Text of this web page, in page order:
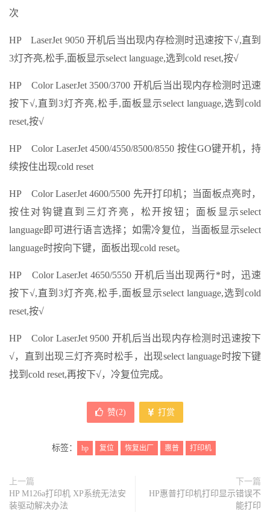
次
HP LaserJet 9050 开机后当出现内存检测时迅速按下√,直到
3灯齐亮,松手,面板显示select language,选到cold reset,按√
HP Color LaserJet 3500/3700 开机后当出现内存检测时迅速
按下√,直到3灯齐亮,松手,面板显示select language,选到cold
reset,按√
HP Color LaserJet 4500/4550/8500/8550 按住GO键开机，持
续按住出现cold reset
HP Color LaserJet 4600/5500 先开打印机；当面板点亮时，
按住对钩键直到三灯齐亮，松开按钮；面板显示select
language即可进行语言选择；如需冷复位，当面板显示select
language时按向下键，面板出现cold reset。
HP Color LaserJet 4650/5550 开机后当出现两行*时，迅速
按下√,直到3灯齐亮,松手,面板显示select language,选到cold
reset,按√
HP Color LaserJet 9500 开机后当出现内存检测时迅速按下
√，直到出现三灯齐亮时松手，出现select language时按下键
找到cold reset,再按下√，冷复位完成。
赞(2) 打赏
标签： hp 复位 恢复出厂 惠普 打印机
上一篇
HP M126a打印机 XP系统无法安
装驱动解决办法
下一篇
HP惠普打印机打印显示错误不
能打印